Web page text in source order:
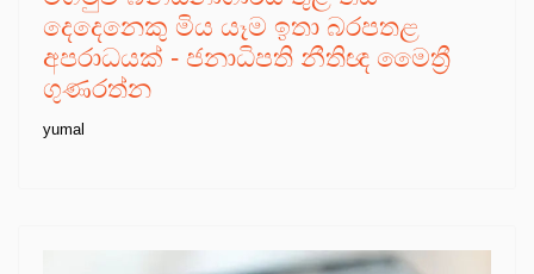
දෙදෙනෙකු මිය යෑම ඉතා බරපතළ
අපරාධයක් - ජනාධිපති නීතිඥ මෛත්‍රී
ගුණරත්න
yumal